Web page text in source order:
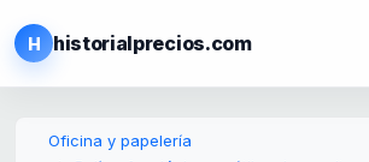
H historialprecios.com
Oficina y papelería